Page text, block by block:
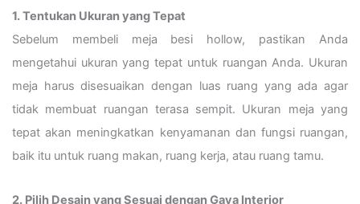
1. Tentukan Ukuran yang Tepat
Sebelum membeli meja besi hollow, pastikan Anda
mengetahui ukuran yang tepat untuk ruangan Anda. Ukuran
meja harus disesuaikan dengan luas ruang yang ada agar
tidak membuat ruangan terasa sempit. Ukuran meja yang
tepat akan meningkatkan kenyamanan dan fungsi ruangan,
baik itu untuk ruang makan, ruang kerja, atau ruang tamu.
2. Pilih Desain yang Sesuai dengan Gaya Interior